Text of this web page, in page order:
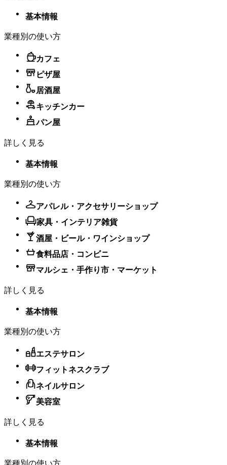
基本情報
業種別の使い方
カフェ
ピザ屋
居酒屋
キッチンカー
パン屋
詳しく見る
基本情報
業種別の使い方
アパレル・アクセサリーショップ
家具・インテリア雑貨
酒屋・ビール・ワインショップ
食料品店・コンビニ
マルシェ・手作り市・マーケット
詳しく見る
基本情報
業種別の使い方
エステサロン
フィットネスクラブ
ネイルサロン
美容室
詳しく見る
基本情報
業種別の使い方